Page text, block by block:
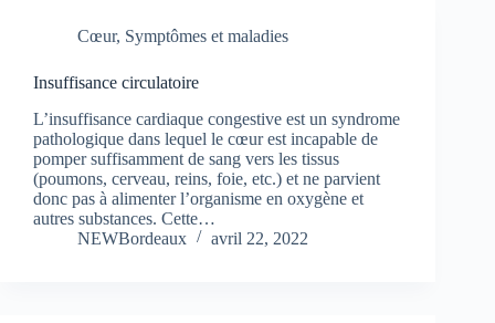
Cœur, Symptômes et maladies
Insuffisance circulatoire
L’insuffisance cardiaque congestive est un syndrome
pathologique dans lequel le cœur est incapable de
pomper suffisamment de sang vers les tissus
(poumons, cerveau, reins, foie, etc.) et ne parvient
donc pas à alimenter l’organisme en oxygène et
autres substances. Cette…
NEWBordeaux
avril 22, 2022